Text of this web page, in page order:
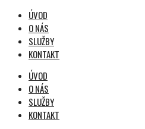
ÚVOD
O NÁS
SLUŽBY
KONTAKT
ÚVOD
O NÁS
SLUŽBY
KONTAKT